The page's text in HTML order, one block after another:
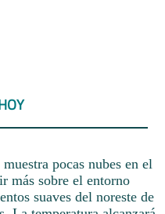
pocas nubes en el
más sobre el entorno
suaves del noreste de